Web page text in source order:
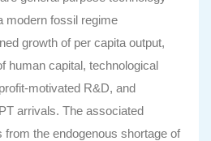
modern fossil regime
growth of per capita output,
human capital, technological
motivated R&D, and
arrivals. The associated
from the endogenous shortage of